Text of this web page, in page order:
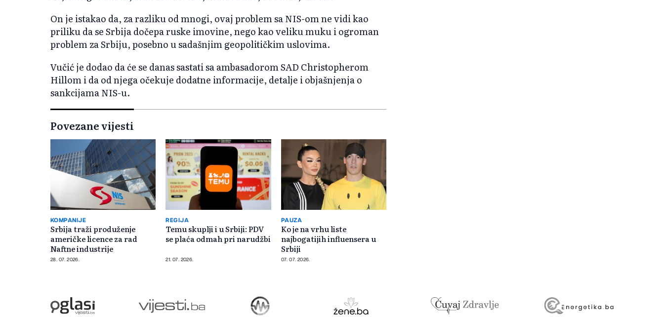
On je istakao da, za razliku od mnogi, ovaj problem sa NIS-om ne vidi kao
priliku da se Srbija dočepa ruske imovine, nego kao veliku muku i ogroman
problem za Srbiju, posebno u sadašnjim geopolitičkim uslovima.
Vučić je dodao da će se danas sastati sa ambasadorom SAD Christopherom
Hillom i da od njega očekuje dodatne informacije, detalje i objašnjenja o
sankcijama NIS-u.
Povezane vijesti
KOMPANIJE
Srbija traži produženje
američke licence za rad
Naftne industrije
28. 07. 2026.
REGIJA
Temu skuplji i u Srbiji: PDV
se plaća odmah pri narudžbi
21. 07. 2026.
PAUZA
Ko je na vrhu liste
najbogatijih influensera u
Srbiji
07. 07. 2026.